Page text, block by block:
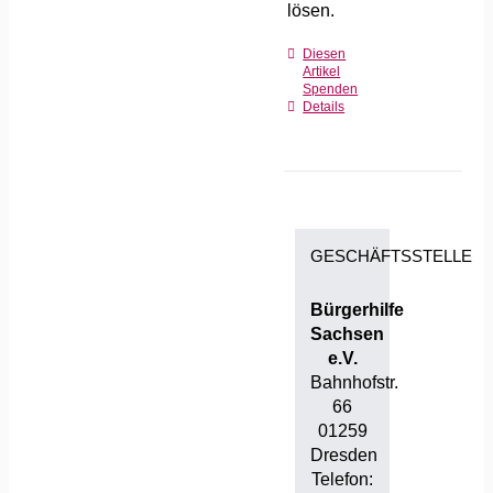
lösen.
Diesen
Artikel
Spenden
Details
GESCHÄFTSSTELLE
Bürgerhilfe
Sachsen
e.V.
Bahnhofstr.
66
01259
Dresden
Telefon: